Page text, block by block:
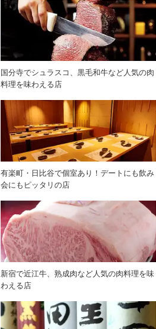
国分寺でシュラスコ、黒毛和牛など人気の肉
料理を味わえる店
有楽町・日比谷で個室あり！デートにも飲み
会にもピッタリの店
新宿で近江牛、熟成肉など人気の肉料理を味
わえる店